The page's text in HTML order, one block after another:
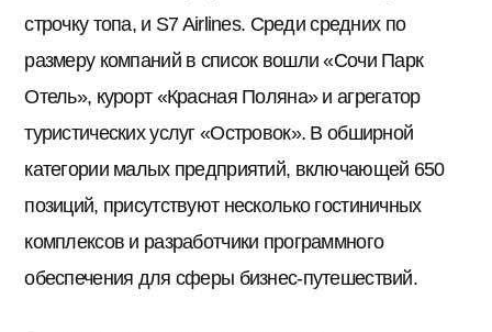
строчку топа, и S7 Airlines. Среди средних по
размеру компаний в список вошли «Сочи Парк
Отель», курорт «Красная Поляна» и агрегатор
туристических услуг «Островок». В обширной
категории малых предприятий, включающей 650
позиций, присутствуют несколько гостиничных
комплексов и разработчики программного
обеспечения для сферы бизнес-путешествий.